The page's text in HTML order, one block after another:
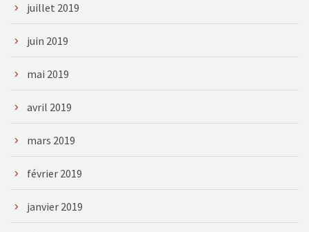
juillet 2019
juin 2019
mai 2019
avril 2019
mars 2019
février 2019
janvier 2019